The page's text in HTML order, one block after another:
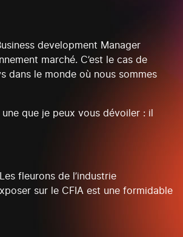
development Manager
marché. C’est le cas de
dans le monde où nous sommes
que je peux vous dévoiler : il
fleurons de l’industrie
sur le CFIA est une formidable